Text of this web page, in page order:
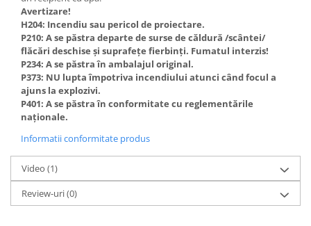
Avertizare!
H204: Incendiu sau pericol de proiectare.
P210: A se păstra departe de surse de căldură /scântei/
flăcări deschise și suprafețe fierbinți. Fumatul interzis!
P234: A se păstra în ambalajul original.
P373: NU lupta împotriva incendiului atunci când focul a
ajuns la explozivi.
P401: A se păstra în conformitate cu reglementările
naționale.
Informatii conformitate produs
Video (1)
Review-uri(0)